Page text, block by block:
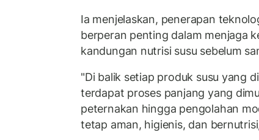
Ia menjelaskan, penerapan
berperan penting dalam menjaga
kandungan nutrisi susu sebelum
"Di balik setiap produk susu yang
terdapat proses panjang yang
peternakan hingga pengolahan
tetap aman, higienis, dan